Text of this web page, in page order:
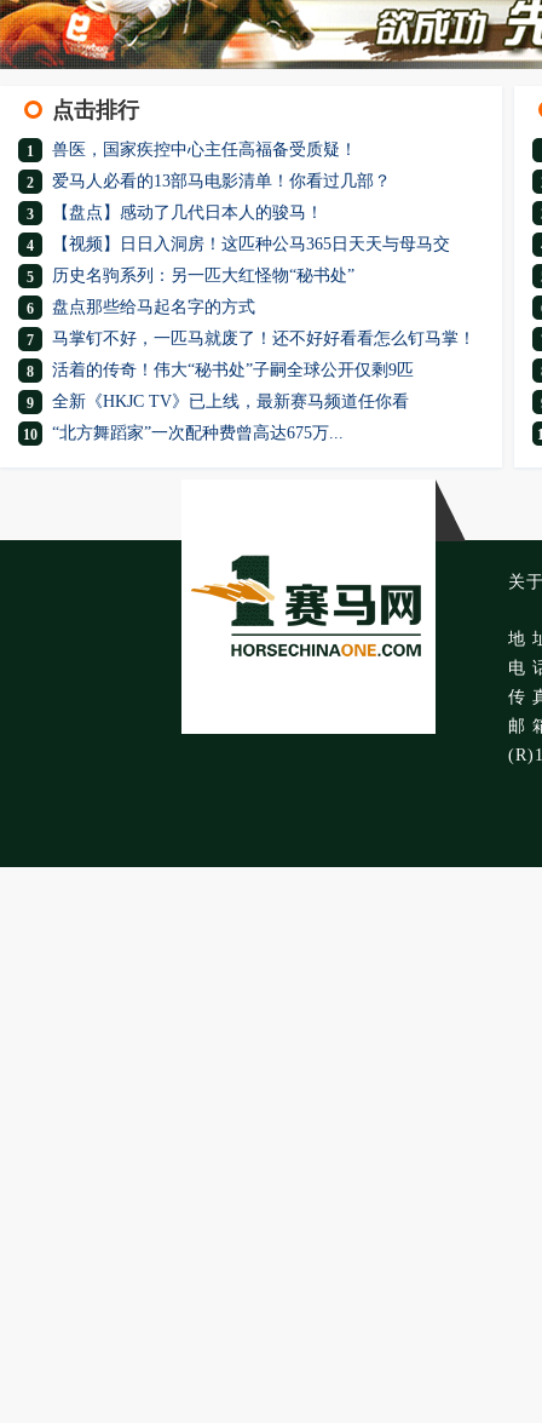
点击排行
1 兽医，国家疾控中心主任高福备受质疑！
2 爱马人必看的13部马电影清单！你看过几部？
3 【盘点】感动了几代日本人的骏马！
4 【视频】日日入洞房！这匹种公马365日天天与母马交
5 历史名驹系列：另一匹大红怪物“秘书处”
6 盘点那些给马起名字的方式
7 马掌钉不好，一匹马就废了！还不好好看看怎么钉马掌！
8 活着的传奇！伟大“秘书处”子嗣全球公开仅剩9匹
9 全新《HKJC TV》已上线，最新赛马频道任你看
10 “北方舞蹈家”一次配种费曾高达675万...
关
地
电
传
邮